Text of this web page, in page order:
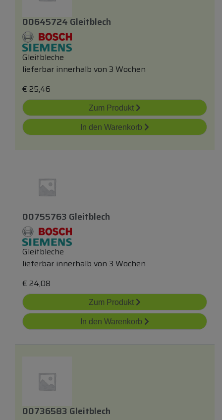
00645724 Gleitblech
Gleitbleche
lieferbar innerhalb von 3 Wochen
€ 25,46
Zum Produkt
In den Warenkorb
00755763 Gleitblech
Gleitbleche
lieferbar innerhalb von 3 Wochen
€ 24,08
Zum Produkt
In den Warenkorb
00736583 Gleitblech